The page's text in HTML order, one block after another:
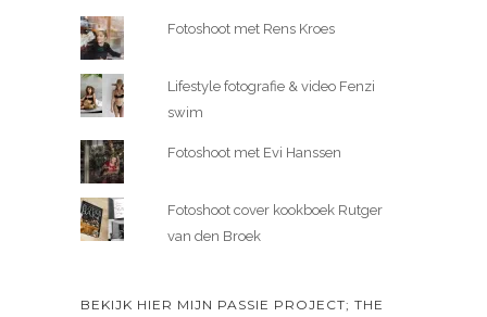
Fotoshoot met Rens Kroes
Lifestyle fotografie & video Fenzi
swim
Fotoshoot met Evi Hanssen
Fotoshoot cover kookboek Rutger
van den Broek
BEKIJK HIER MIJN PASSIE PROJECT; THE